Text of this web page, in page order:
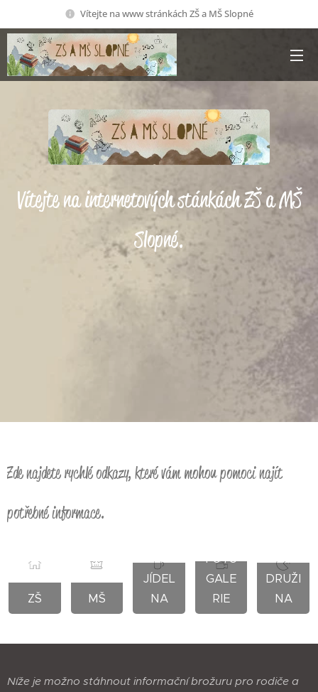
Vítejte na www stránkách ZŠ a MŠ Slopné
Vítejte na internetových stánkách ZŠ a MŠ
Slopné.
Zde najdete rychlé odkazy, které vám mohou pomoci najít
potřebné informace.
ZŠ MŠ
JÍDEL
NA
FOTO
GALE
RIE
DRUŽI
NA
Níže je možno stáhnout informační brožuru pro rodiče a